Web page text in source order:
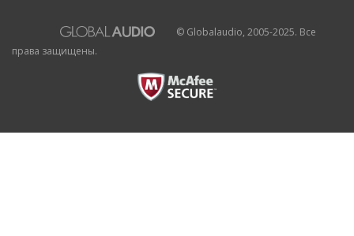
© Globalaudio, 2005-2025. Все
права защищены.